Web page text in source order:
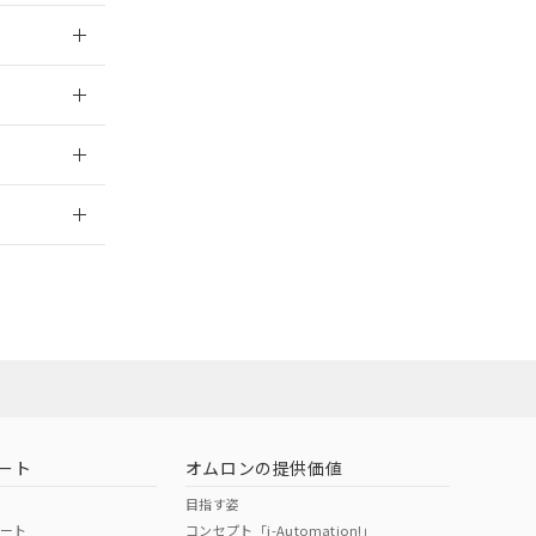
ト
ト
オムロンの提供価値
目指す姿
コンセプト「i-Automation!」